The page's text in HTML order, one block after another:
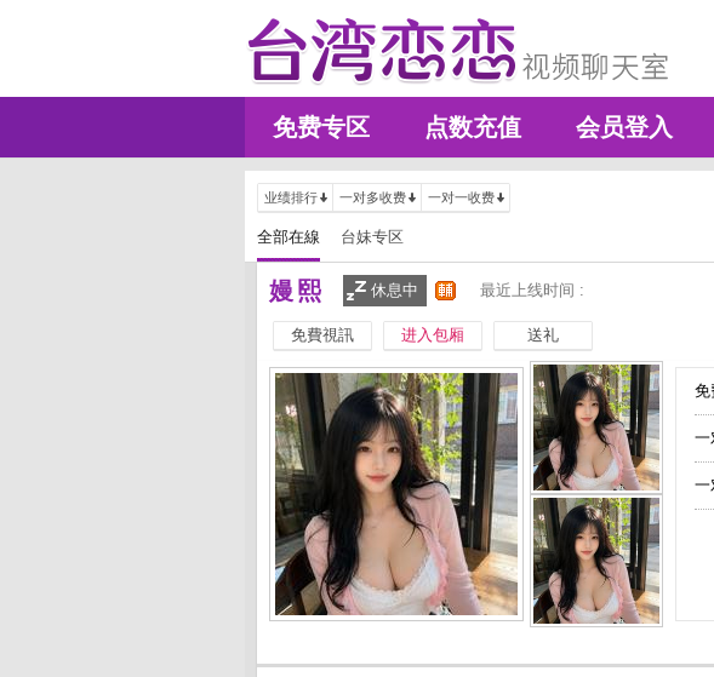
免费专区 点数充值 会员登入
业绩排行 一对多收费 一对一收费
全部在線 台妹专区
嫚熙 休息中 最近上线时间 :
免費視訊 进入包厢 送礼
免
一
一